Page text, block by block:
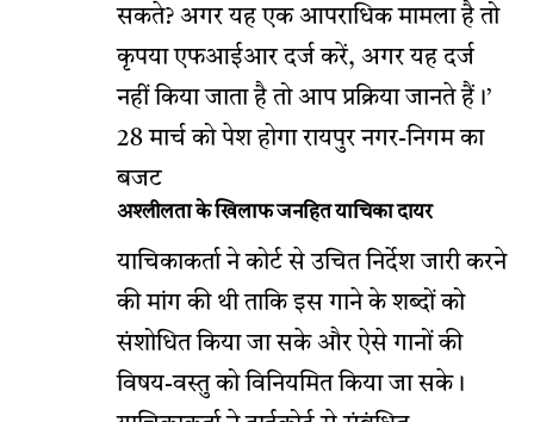
सकते? अगर यह एक आपराधिक मामला है तो
कृपया एफआईआर दर्ज करें, अगर यह दर्ज
नहीं किया जाता है तो आप प्रक्रिया जानते हैं।’
28 मार्च को पेश होगा रायपुर नगर-निगम का
बजट
अश्लीलता के खिलाफ जनहित याचिका दायर
याचिकाकर्ता ने कोर्ट से उचित निर्देश जारी करने
की मांग की थी ताकि इस गाने के शब्दों को
संशोधित किया जा सके और ऐसे गानों की
विषय-वस्तु को विनियमित किया जा सके।